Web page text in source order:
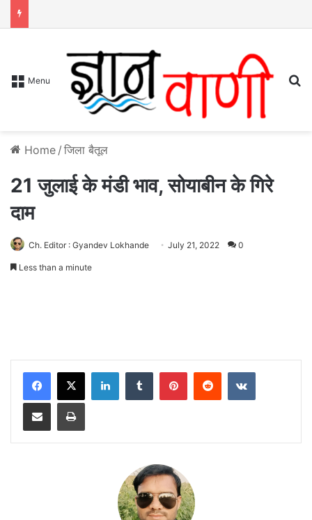
Menu
Home / जिला बैतूल
21 जुलाई के मंडी भाव, सोयाबीन के गिरे
दाम
Ch. Editor : Gyandev Lokhande July 21, 2022 0
Less than a minute